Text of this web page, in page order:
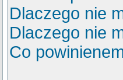
Dlaczego nie
Dlaczego nie
Co